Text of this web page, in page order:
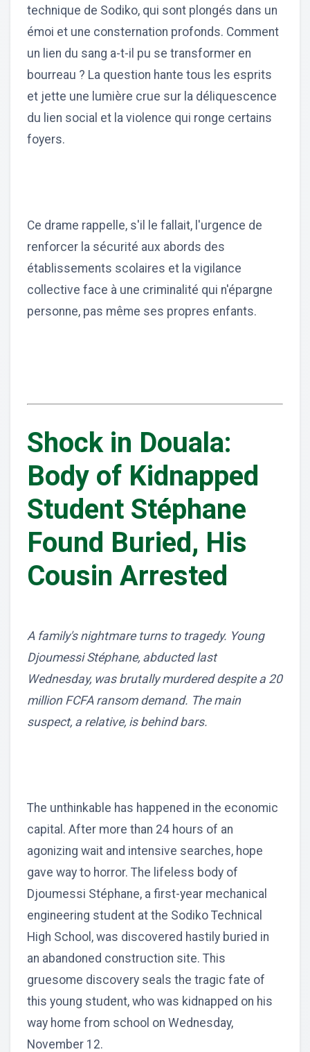
technique de Sodiko, qui sont plongés dans un
émoi et une consternation profonds. Comment
un lien du sang a-t-il pu se transformer en
bourreau ? La question hante tous les esprits
et jette une lumière crue sur la déliquescence
du lien social et la violence qui ronge certains
foyers.
Ce drame rappelle, s'il le fallait, l'urgence de
renforcer la sécurité aux abords des
établissements scolaires et la vigilance
collective face à une criminalité qui n'épargne
personne, pas même ses propres enfants.
Shock in Douala:
Body of Kidnapped
Student Stéphane
Found Buried, His
Cousin Arrested
A family's nightmare turns to tragedy. Young
Djoumessi Stéphane, abducted last
Wednesday, was brutally murdered despite a 20
million FCFA ransom demand. The main
suspect, a relative, is behind bars.
The unthinkable has happened in the economic
capital. After more than 24 hours of an
agonizing wait and intensive searches, hope
gave way to horror. The lifeless body of
Djoumessi Stéphane, a first-year mechanical
engineering student at the Sodiko Technical
High School, was discovered hastily buried in
an abandoned construction site. This
gruesome discovery seals the tragic fate of
this young student, who was kidnapped on his
way home from school on Wednesday,
November 12.